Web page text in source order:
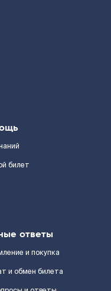
билет
ответы
и покупка
и обмен билета